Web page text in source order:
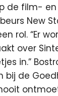
de film- en
New
rol. “Er
over
in.”
de